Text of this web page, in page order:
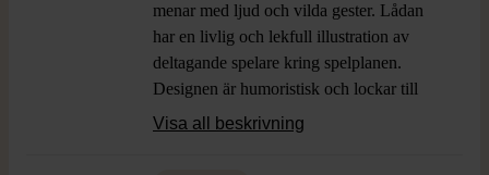
menar med ljud och vilda gester. Lådan
har en livlig och lekfull illustration av
deltagande spelare kring spelplanen.
Designen är humoristisk och lockar till
skratt, perfekt för dig som gillar aktiv och
Visa all beskrivning